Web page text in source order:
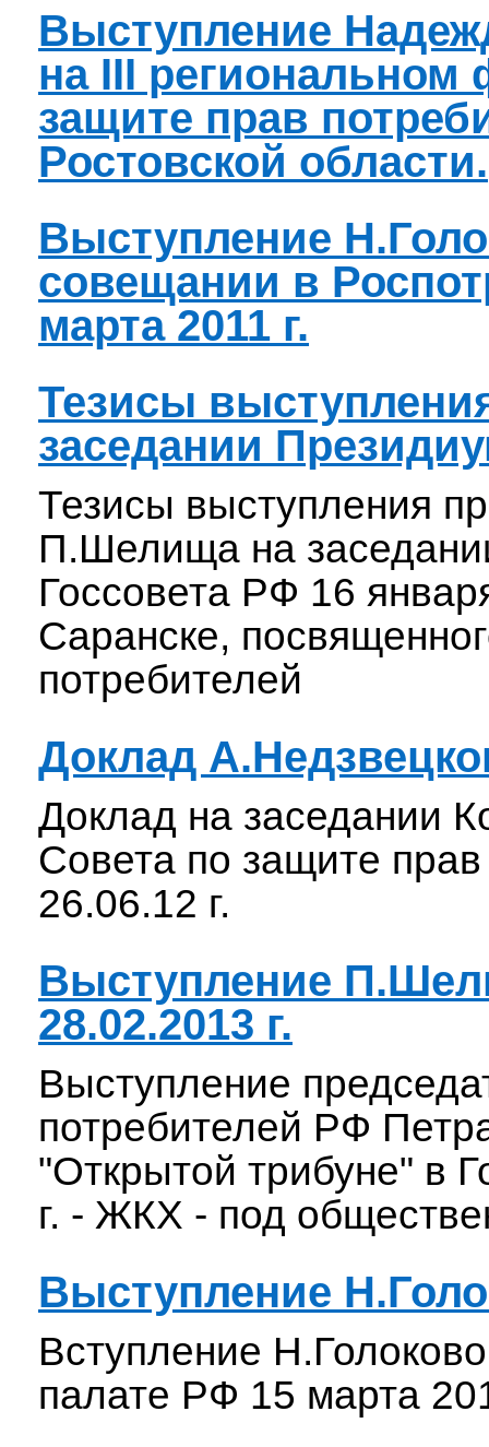
Выступление
на III региональном
защите прав
Ростовской области.
Выступление
совещании в
марта 2011 г.
Тезисы
заседании
Тезисы выступления
П.Шелища на
Госсовета РФ 16
Саранске,
потребителей
Доклад
Доклад на заседании
Совета по защите
26.06.12 г.
Выступление
28.02.2013 г.
Выступление
потребителей РФ
"Открытой трибуне" в
г. - ЖКХ - под
Выступление
Вступление
палате РФ 15 марта